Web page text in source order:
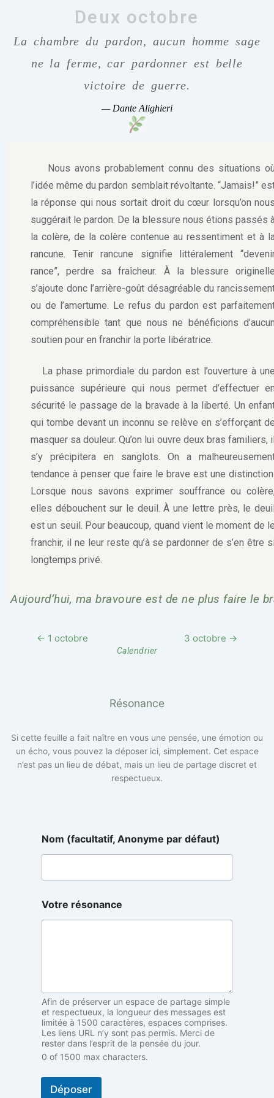
Deux octobre
La chambre du pardon, aucun homme sage
ne la ferme, car pardonner est belle
victoire de guerre.
— Dante Alighieri
Nous avons probablement connu des situations
l’idée même du pardon semblait révoltante. “Jamais!”
la réponse qui nous sortait droit du cœur lorsqu’on
suggérait le pardon. De la blessure nous étions passés
la colère, de la colère contenue au ressentiment et à
rancune. Tenir rancune signifie littéralement
rance”, perdre sa fraîcheur. À la blessure
s’ajoute donc l’arrière-goût désagréable du
ou de l’amertume. Le refus du pardon est
compréhensible tant que nous ne bénéficions
soutien pour en franchir la porte libératrice.
La phase primordiale du pardon est l’ouverture à
puissance supérieure qui nous permet d’effectuer
sécurité le passage de la bravade à la liberté. Un
qui tombe devant un inconnu se relève en s’efforçant
masquer sa douleur. Qu’on lui ouvre deux bras familiers,
s’y précipitera en sanglots. On a
tendance à penser que faire le brave est une
Lorsque nous savons exprimer souffrance ou
elles débouchent sur le deuil. À une lettre près, le
est un seuil. Pour beaucoup, quand vient le moment de
franchir, il ne leur reste qu’à se pardonner de s’en être
longtemps privé.
Aujourd’hui, ma bravoure est de ne plus faire le
← 1 octobre 3 octobre →
Calendrier
Résonance
Si cette feuille a fait naître en vous une pensée, une émotion ou
un écho, vous pouvez la déposer ici, simplement. Cet espace
n’est pas un lieu de débat, mais un lieu de partage discret et
respectueux.
é
s
n
c
e
t
)
A
n
o
n
y
Nom (facultatif, Anonyme par défaut)
Votre résonance
Afin de préserver un espace de partage simple
et respectueux, la longueur des messages est
limitée à 1500 caractères, espaces comprises.
Les liens URL n’y sont pas permis. Merci de
rester dans l’esprit de la pensée du jour.
0 of 1500 max characters.
Déposer